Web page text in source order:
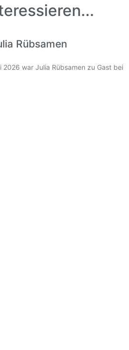
Rübsamen
2026 war Julia Rübsamen zu Gast bei